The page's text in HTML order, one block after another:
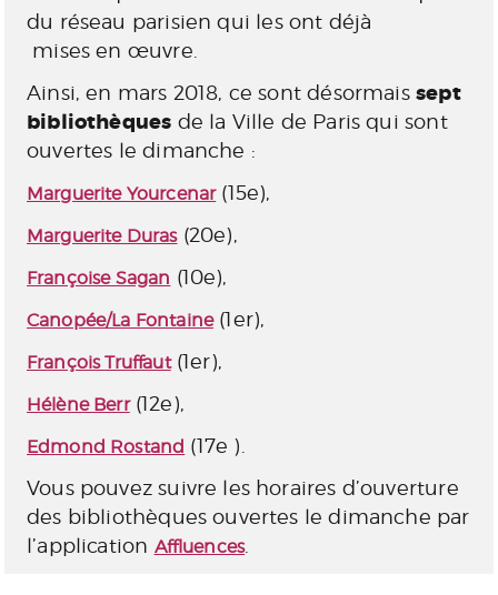
du réseau parisien qui les ont déjà
mises en œuvre.
Ainsi, en mars 2018, ce sont désormaissept
bibliothèques de la Ville de Paris qui sont
ouvertes le dimanche :
Marguerite Yourcenar(15e),
Marguerite Duras(20e),
Françoise Sagan (10e),
Canopée/La Fontaine(1er),
François Truffaut(1er),
Hélène Berr(12e),
Edmond Rostand (17e ).
Vous pouvez suivre les horaires d’ouverture
des bibliothèques ouvertes le dimanche par
l’application Affluences.